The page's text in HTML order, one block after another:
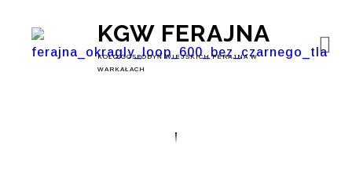
KGW FERAJNA
KOŁO GOSPODYŃ WIEJSKICH FERAJNA W
WARKAŁACH